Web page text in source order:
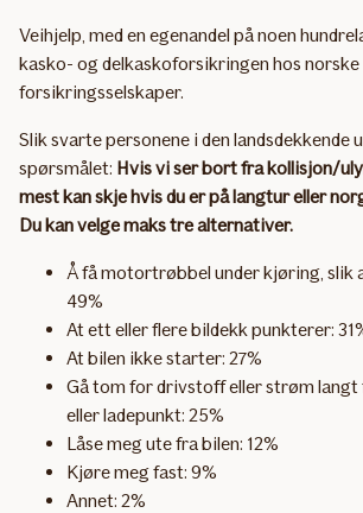
Veihjelp, med en egenandel på noen
kasko- og delkaskoforsikringen hos norske
forsikringsselskaper.
Slik svarte personene i den landsdekkende
spørsmålet: Hvis vi ser bort fra kollisjon/
mest kan skje hvis du er på langtur eller
Du kan velge maks tre alternativer.
Å få motortrøbbel under kjøring, slik
49%
At ett eller flere bildekk punkterer:
At bilen ikke starter: 27%
Gå tom for drivstoff eller strøm langt
eller ladepunkt: 25%
Låse meg ute fra bilen: 12%
Kjøre meg fast: 9%
Annet: 2%